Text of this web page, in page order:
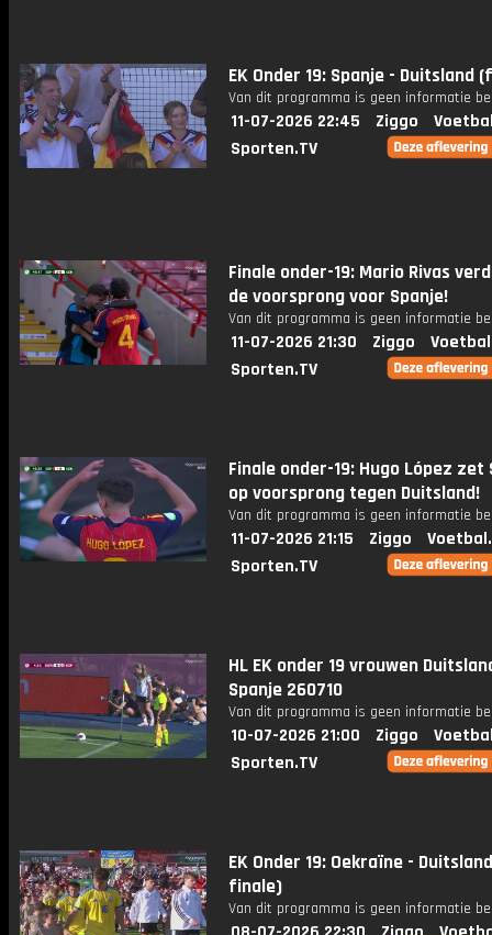
EK Onder 19: Spanje - Duitsland
Van dit programma is geen informatie
11-07-2026 22:45 Ziggo
Sporten.TV
Finale onder-19: Mario Rivas
de voorsprong voor Spanje!
Van dit programma is geen informatie
11-07-2026 21:30 Ziggo
Sporten.TV
Finale onder-19: Hugo López zet
op voorsprong tegen Duitsland!
Van dit programma is geen informatie
11-07-2026 21:15 Ziggo
Sporten.TV
HL EK onder 19 vrouwen
Spanje 260710
Van dit programma is geen informatie
10-07-2026 21:00 Ziggo
Sporten.TV
EK Onder 19: Oekraïne -
finale)
Van dit programma is geen informatie